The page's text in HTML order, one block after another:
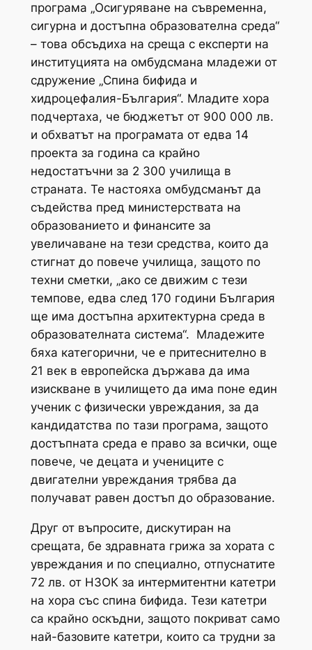
програма „Осигуряване на съвременна,
сигурна и достъпна образователна среда“
– това обсъдиха на среща с експерти на
институцията на омбудсмана младежи от
сдружение „Спина бифида и
хидроцефалия-България“. Младите хора
подчертаха, че бюджетът от 900 000 лв.
и обхватът на програмата от едва 14
проекта за година са крайно
недостатъчни за 2 300 училища в
страната. Те настояха омбудсманът да
съдейства пред министерствата на
образованието и финансите за
увеличаване на тези средства, които да
стигнат до повече училища, защото по
техни сметки, „ако се движим с тези
темпове, едва след 170 години България
ще има достъпна архитектурна среда в
образователната система“. Младежите
бяха категорични, че е притеснително в
21 век в европейска държава да има
изискване в училището да има поне един
ученик с физически увреждания, за да
кандидатства по тази програма, защото
достъпната среда е право за всички, още
повече, че децата и учениците с
двигателни увреждания трябва да
получават равен достъп до образование.
Друг от въпросите, дискутиран на
срещата, бе здравната грижа за хората с
увреждания и по специално, отпуснатите
72 лв. от НЗОК за интермитентни катетри
на хора със спина бифида. Тези катетри
са крайно оскъдни, защото покриват само
най-базовите катетри, които са трудни за